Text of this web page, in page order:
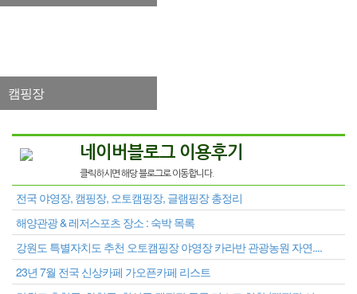
캠핑장
네이버블로그 이용후기
클릭하시면 해당 블로그로 이동합니다.
전국 야영장, 캠핑장, 오토캠핑장, 글램핑장 총정리
해양관광 & 레저스포츠 장소 : 숙박 목록
강원도 특별자치도 추천 오토캠핑장 야영장 카라반 관광농원 자연....
23년 7월 전국 신상카페 가오픈카페 리스트